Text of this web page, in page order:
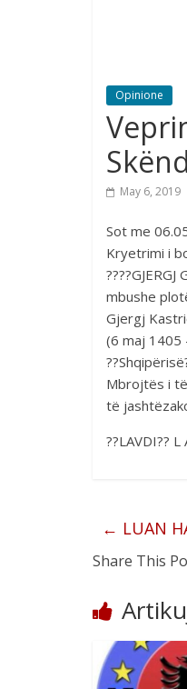
Opinione
May 6, 2019
Sot me
Kryetrimi i
mbushe
Gjergj
(6 maj
Mbrojtës i
të
??LAVDI??
← LUAN
Share This